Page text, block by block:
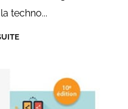
techno...